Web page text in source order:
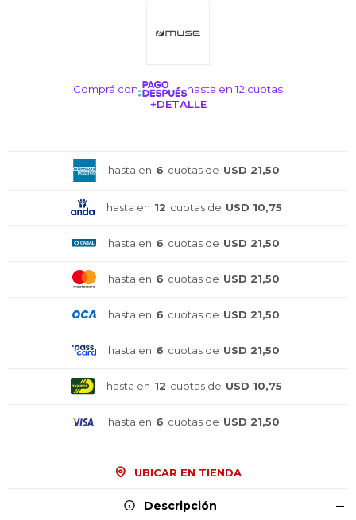
Comprá con
hasta en 12 cuotas
+DETALLE
hasta en 6 cuotas de USD 21,50
hasta en 12 cuotas de USD 10,75
hasta en 6 cuotas de USD 21,50
hasta en 6 cuotas de USD 21,50
hasta en 6 cuotas de USD 21,50
hasta en 6 cuotas de USD 21,50
hasta en 12 cuotas de USD 10,75
hasta en 6 cuotas de USD 21,50
UBICAR EN TIENDA
Descripción
¡Sumate a la forma más ágil de
Comprá en 3 cuotas sin recargo o hasta en
¡Sumate a la forma más ágil de
Comprá en 3 cuotas sin recargo o hasta en
¡Sumate a la forma más ágil de
Comprá en 3 cuotas sin recargo o hasta en